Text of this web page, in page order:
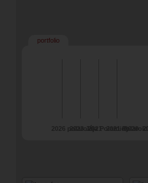
portfolio